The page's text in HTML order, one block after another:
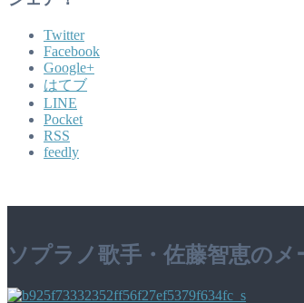
Twitter
Facebook
Google+
はてブ
LINE
Pocket
RSS
feedly
ソプラノ歌手・佐藤智恵の